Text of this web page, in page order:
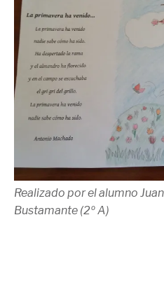
Realizado por el alumno
Bustamante (2º A)